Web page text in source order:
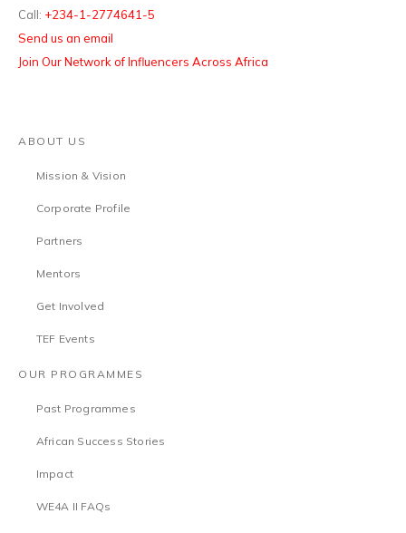
Call: +234-1-2774641-5
Send us an email
Join Our Network of Influencers Across Africa
ABOUT US
Mission & Vision
Corporate Profile
Partners
Mentors
Get Involved
TEF Events
OUR PROGRAMMES
Past Programmes
African Success Stories
Impact
WE4A II FAQs